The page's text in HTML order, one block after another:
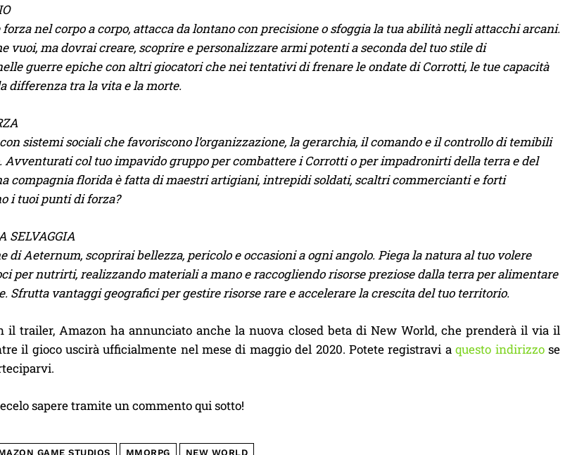
forza nel corpo a corpo, attacca da lontano con precisione o sfoggia la tua abilità negli attacchi arcani.
vuoi, ma dovrai creare, scoprire e personalizzare armi potenti a seconda del tuo stile di
guerre epiche con altri giocatori che nei tentativi di frenare le ondate di Corrotti, le tue capacità
differenza tra la vita e la morte.
sistemi sociali che favoriscono l’organizzazione, la gerarchia, il comando e il controllo di temibili
Avventurati col tuo impavido gruppo per combattere i Corrotti o per impadronirti della terra e del
compagnia florida è fatta di maestri artigiani, intrepidi soldati, scaltri commercianti e forti
i tuoi punti di forza?
SELVAGGIA
di Aeternum, scoprirai bellezza, pericolo e occasioni a ogni angolo. Piega la natura al tuo volere
per nutrirti, realizzando materiali a mano e raccogliendo risorse preziose dalla terra per alimentare
Sfrutta vantaggi geografici per gestire risorse rare e accelerare la crescita del tuo territorio.
il trailer, Amazon ha annunciato anche la nuova closed beta di New World, che prenderà il via il
il gioco uscirà ufficialmente nel mese di maggio del 2020. Potete registravi aquesto indirizzose
sapere tramite un commento qui sotto!
GAME STUDIOS MMORPG NEW WORLD